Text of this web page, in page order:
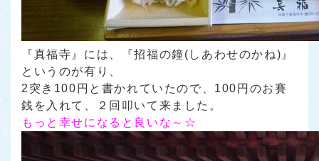
『真福寺』には、『招福の鐘(しあわせのかね)』
というのが有り、
2突き100円と書かれていたので、100円のお賽
銭を入れて、２回叩いて来ました。
もっと幸せになると良いな～☆